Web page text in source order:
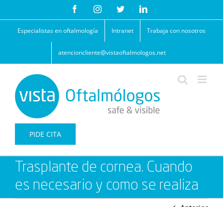
contenido
FacebookInstagramTwitterLinkedIn
Especialistas en oftalmología Intranet Trabaja con nosotros
atencioncliente@vistaoftalmologos.net
PIDE CITA
Trasplante de cornea. Cuando
es necesario y como se realiza